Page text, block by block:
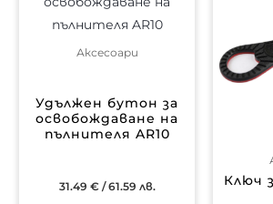
Аксесоари
Удължен бутон за
освобождаване на
пълнителя AR10
31.49 €/ 61.59 лв.
Ключ